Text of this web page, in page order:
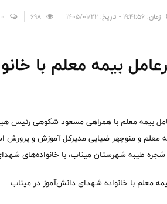
زمان: ۱۹:۴۱:۵۶ - تاریخ: ۱۴۰۵/۰۱/۲۲
0
بیمه معلم با
بیمه معلم با همراهی مسعود شکوهی رئیس
معلم و منوچهر ضیایی مدیرکل آموزش و پرورش
طیبه شهرستان میناب، با خانواده‌های